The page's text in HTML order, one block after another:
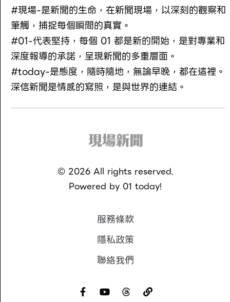
#現場-是新聞的生命，在新聞現場，以深刻的觀察和
筆觸，捕捉每個瞬間的真實。
#01-代表堅持，每個 01 都是新的開始，是對專業和
深度報導的承諾，呈現新聞的多重層面。
#today-是態度，隨時隨地，無論早晚，都在這裡。
深信新聞是情感的寫照，是與世界的連結。
© 2026All rights reserved.
Powered by 01 today!
服務條款
隱私政策
聯絡我們